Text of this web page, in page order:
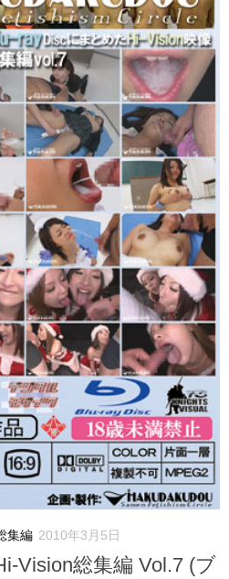
集編 2010年3月5日
Vision総集編 Vol.7 (ブ